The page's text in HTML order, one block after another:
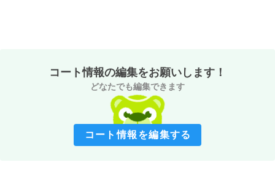
コート情報の編集をお願いします！
どなたでも編集できます
コート情報を編集する